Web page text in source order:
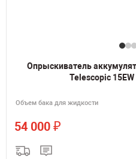
Опрыскиватель
Telescopic
Объем бака для жидкости
54 000 ₽